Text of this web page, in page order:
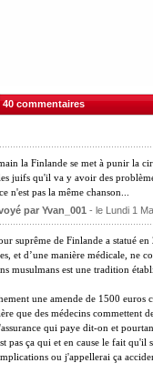
40 commentaires
la Finlande se met à punir la
juifs qu'il va y avoir des
n'est pas la même chanson...
par Yvan_001 - le Lundi 1
suprême de Finlande a statué
et d’une manière médicale, ne
musulmans est une tradition
une amende de 1500 euros
que des médecins commettent
qui paye dit-on et
pas ça qui et en cause le fait qu'il
ou j'appellerai ça